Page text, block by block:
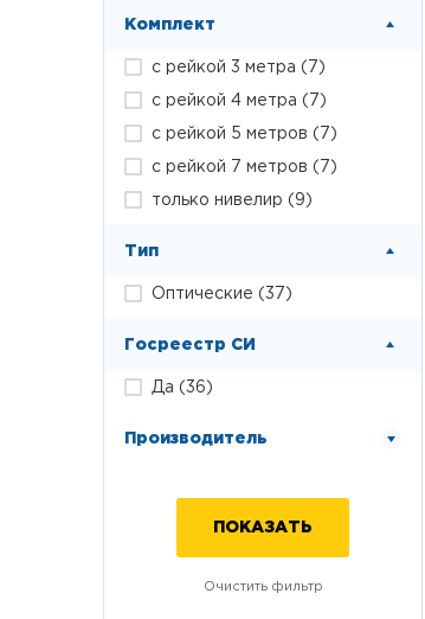
Комплект
с рейкой 3 метра ( 7 )
с рейкой 4 метра ( 7 )
с рейкой 5 метров ( 7 )
с рейкой 7 метров ( 7 )
только нивелир ( 9 )
Тип
Оптические (37 )
Госреестр СИ
Да (36 )
Производитель